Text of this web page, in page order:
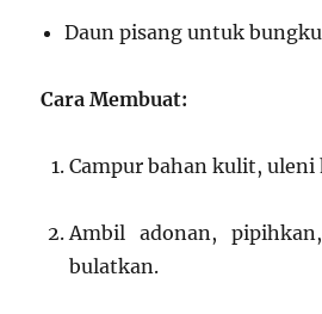
Daun pisang untuk
Cara Membuat:
Campur bahan kulit, uleni
Ambil adonan,
bulatkan.